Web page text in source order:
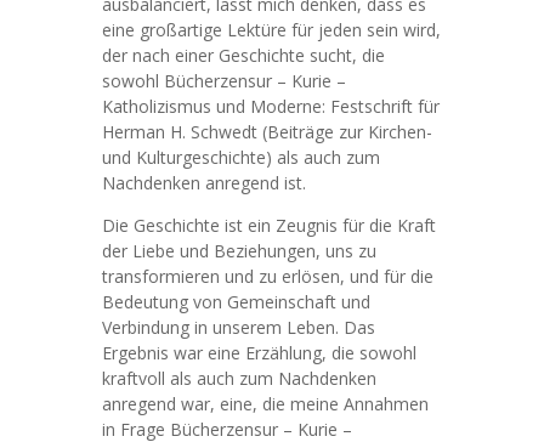
eine großartige Lektüre für jeden sein wird,
der nach einer Geschichte sucht, die
sowohl Bücherzensur – Kurie –
Katholizismus und Moderne: Festschrift für
Herman H. Schwedt (Beiträge zur Kirchen-
und Kulturgeschichte) als auch zum
Nachdenken anregend ist.
Die Geschichte ist ein Zeugnis für die Kraft
der Liebe und Beziehungen, uns zu
transformieren und zu erlösen, und für die
Bedeutung von Gemeinschaft und
Verbindung in unserem Leben. Das
Ergebnis war eine Erzählung, die sowohl
kraftvoll als auch zum Nachdenken
anregend war, eine, die meine Annahmen
in Frage Bücherzensur – Kurie –